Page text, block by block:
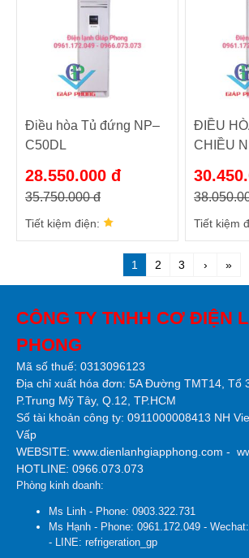
Điều hòa Tủ đứng NP–
C50DL
28.550.000 đ
35.750.000 đ
Tiết kiệm điện:
ĐIỀU
CHIỀU
Tiết kiệm
1 2 3 › »
CÔNG TY TNHH CƠ ĐIỆN
PHONG
Mã số thuế: 0313096123
Địa chỉ xuất hóa đơn: 5A Đường TMT14, Tổ
P.Trung Mỹ Tây, Q.12, TP.HCM
Số tài khoản công ty: 0911000008413 NH
Vấp
WEBSITE: www.dienlanhgiapphong.com -
HOTLINE: 0966.073.073
Phòng kinh doanh:
Ms Linh - Phone: 0903.322.731
Ms Hạnh - Phone: 0961.172.049 -
- LINE: refrigeration_gp